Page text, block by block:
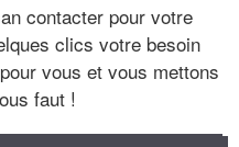
contacter pour votre
clics votre besoin
vous et vous mettons
faut !